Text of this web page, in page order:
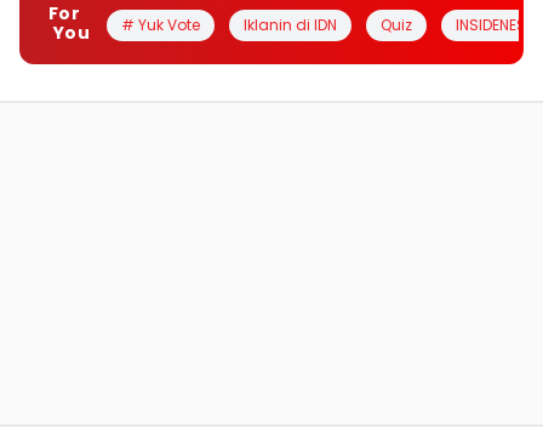
For
You
# Yuk Vote Iklanin di IDN Quiz INSIDENESIA